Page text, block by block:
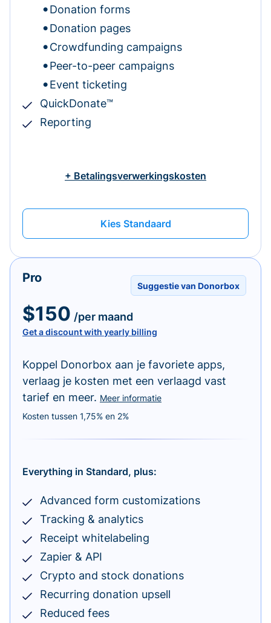
Donation forms
Donation pages
Crowdfunding campaigns
Peer-to-peer campaigns
Event ticketing
QuickDonate™
Reporting
+ Betalingsverwerkingskosten
Kies Standaard
Suggestie van Donorbox
Pro
$150 /per maand
Get a discount with yearly billing
Koppel Donorbox aan je favoriete apps,
verlaag je kosten met een verlaagd vast
tarief en meer. Meer informatie
Kosten tussen 1,75% en 2%
Everything in Standard, plus:
Advanced form customizations
Tracking & analytics
Receipt whitelabeling
Zapier & API
Crypto and stock donations
Recurring donation upsell
Reduced fees